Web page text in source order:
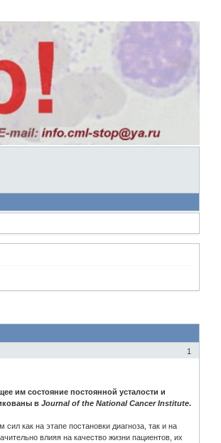
1
им состояние постоянной усталости и
вJournal of the National Cancer Institute.
как на этапе постановки диагноза, так и на
влияя на качество жизни пациентов, их